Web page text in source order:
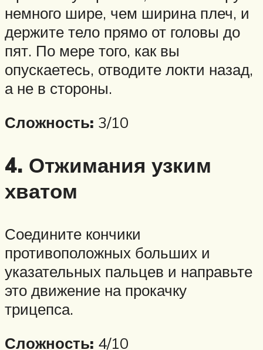
немного шире, чем ширина плеч, и
держите тело прямо от головы до
пят. По мере того, как вы
опускаетесь, отводите локти назад,
а не в стороны.
Сложность: 3/10
4. Отжимания узким
хватом
Соедините кончики
противоположных больших и
указательных пальцев и направьте
это движение на прокачку
трицепса.
Сложность: 4/10